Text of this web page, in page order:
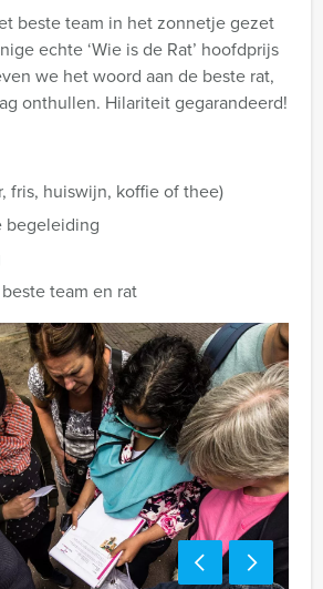
beste team in het zonnetje gezet
echte ‘Wie is de Rat’ hoofdprijs
we het woord aan de beste rat,
onthullen. Hilariteit gegarandeerd!
fris, huiswijn, koffie of thee)
begeleiding
team en rat